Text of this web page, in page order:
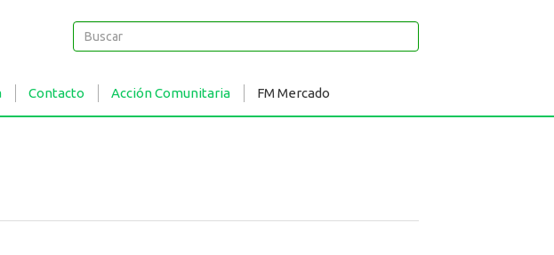
Buscar
Buscar
Contacto Acción Comunitaria FM Mercado